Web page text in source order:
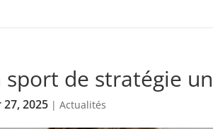
sport de stratégie
27, 2025 |Actualités